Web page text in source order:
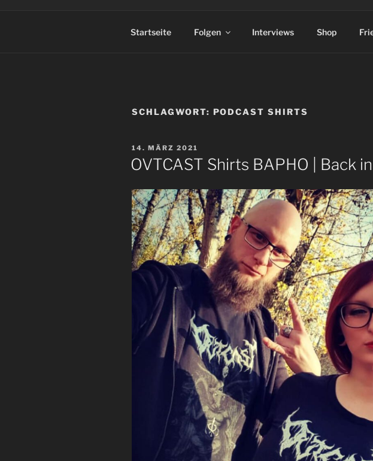
Startseite Folgen Interviews Shop
SCHLAGWORT: PODCAST SHIRTS
VERÖFFENTLICHT
AM
14. MÄRZ 2021
OVTCAST Shirts BAPHO | Back